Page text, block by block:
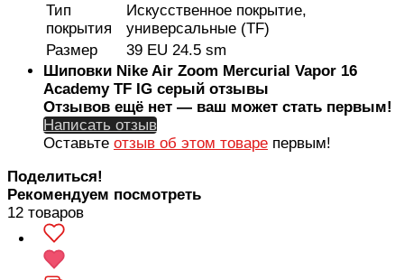
Тип
покрытия
Искусственное покрытие,
универсальные (TF)
Размер
39 EU 24.5 sm
Шиповки Nike Air Zoom Mercurial Vapor 16
Academy TF IG серый отзывы
Отзывов ещё нет — ваш может стать первым!
Написать отзыв
Оставьте отзыв об этом товаре первым!
Поделиться!
Рекомендуем посмотреть
12 товаров